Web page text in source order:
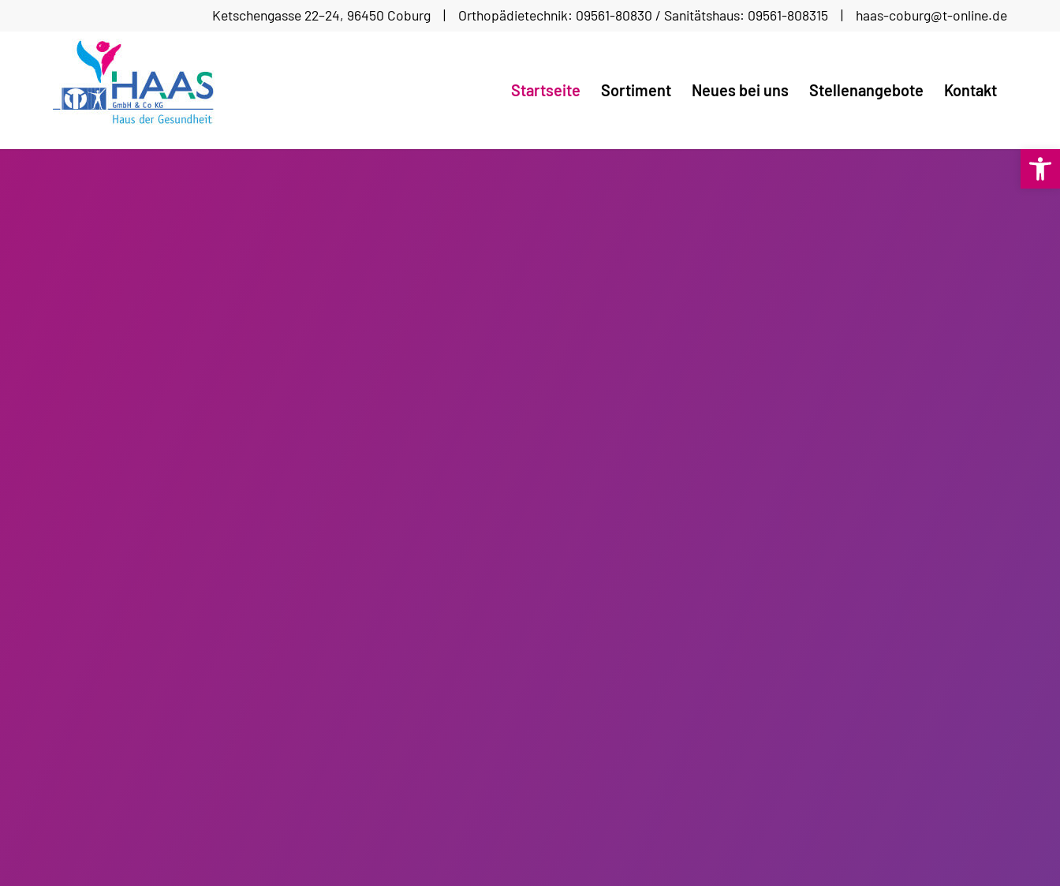
Ketschengasse 22–24, 96450 Coburg | Orthopädietechnik: 09561-80830 / Sanitätshaus: 09561-808315 | haas-coburg@t-online.de
Startseite Sortiment Neues bei uns Stellenangebote Kontakt